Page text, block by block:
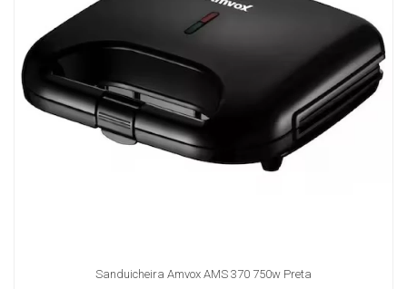
Sanduicheira Amvox AMS 370 750w Preta